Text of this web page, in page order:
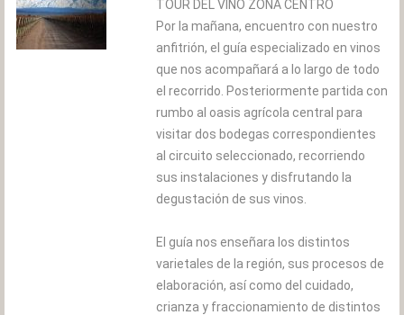
TOUR DEL VINO ZONA CENTRO
Por la mañana, encuentro con nuestro
anfitrión, el guía especializado en vinos
que nos acompañará a lo largo de todo
el recorrido. Posteriormente partida con
rumbo al oasis agrícola central para
visitar dos bodegas correspondientes
al circuito seleccionado, recorriendo
sus instalaciones y disfrutando la
degustación de sus vinos.
El guía nos enseñara los distintos
varietales de la región, sus procesos de
elaboración, así como del cuidado,
crianza y fraccionamiento de distintos